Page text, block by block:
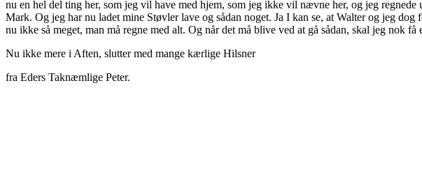
nu en hel del ting her, som jeg vil have med hjem, som jeg ikke vil nævne her, og jeg
Mark. Og jeg har nu ladet mine Støvler lave og sådan noget. Ja I kan se, at Walter og jeg
nu ikke så meget, man må regne med alt. Og når det må blive ved at gå sådan, skal jeg
Nu ikke mere i Aften, slutter med mange kærlige Hilsner
fra Eders Taknæmlige Peter.